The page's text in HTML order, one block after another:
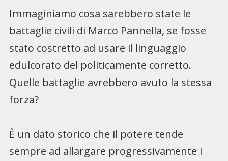
Immaginiamo cosa sarebbero state le
battaglie civili di Marco Pannella, se fosse
stato costretto ad usare il linguaggio
edulcorato del politicamente corretto.
Quelle battaglie avrebbero avuto la stessa
forza?
È un dato storico che il potere tende
sempre ad allargare progressivamente i